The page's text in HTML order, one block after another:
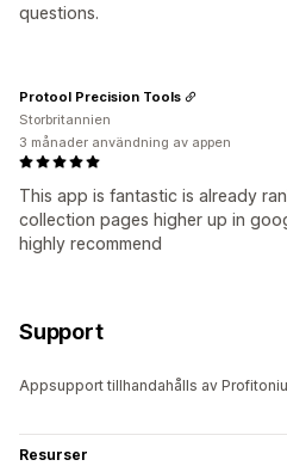
questions.
This app is fantastic is already
collection pages higher up in
highly recommend
Protool Precision Tools
Storbritannien
3 månader användning av appen
Support
Appsupport tillhandahålls av
Resurser